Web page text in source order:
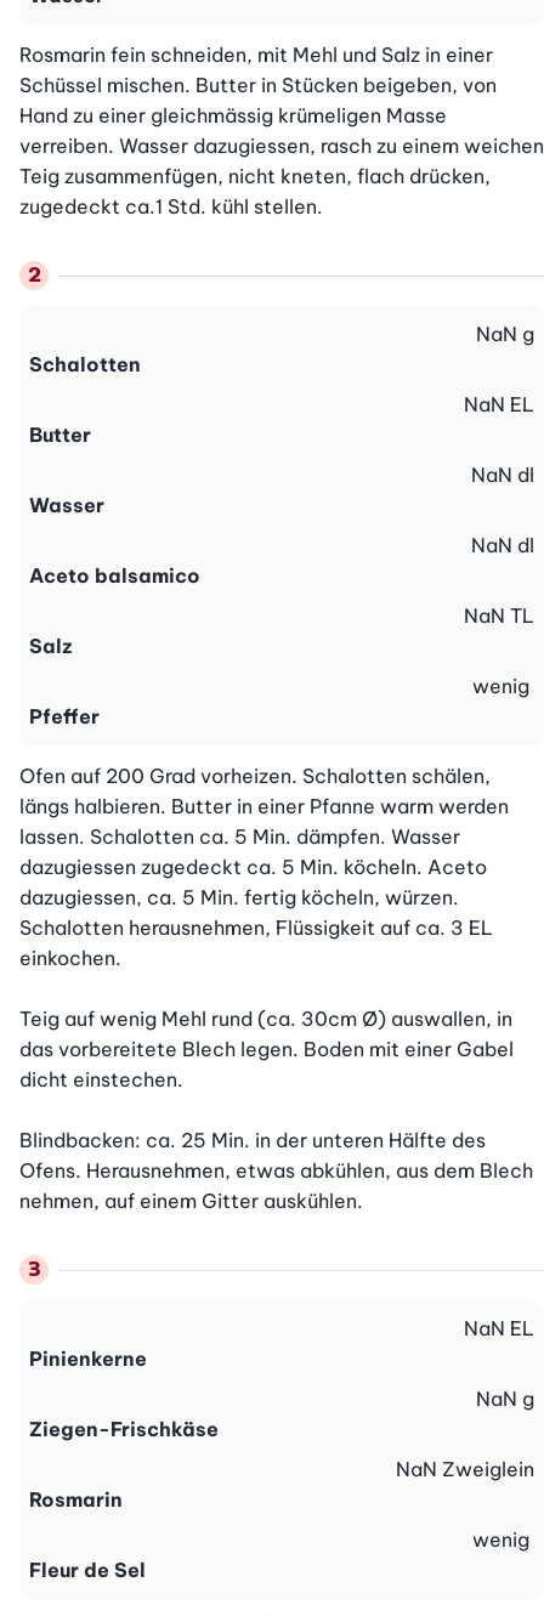
Rosmarin fein schneiden, mit Mehl und Salz in einer
Schüssel mischen. Butter in Stücken beigeben, von
Hand zu einer gleichmässig krümeligen Masse
verreiben. Wasser dazugiessen, rasch zu einem weichen
Teig zusammenfügen, nicht kneten, flach drücken,
zugedeckt ca.1 Std. kühl stellen.
Schalotten
NaN g
Butter
NaN EL
Wasser
NaN dl
Aceto balsamico
NaN dl
Salz
NaN TL
Pfeffer
wenig
Ofen auf 200 Grad vorheizen. Schalotten schälen,
längs halbieren. Butter in einer Pfanne warm werden
lassen. Schalotten ca. 5 Min. dämpfen. Wasser
dazugiessen zugedeckt ca. 5 Min. köcheln. Aceto
dazugiessen, ca. 5 Min. fertig köcheln, würzen.
Schalotten herausnehmen, Flüssigkeit auf ca. 3 EL
einkochen.
Teig auf wenig Mehl rund (ca. 30cm Ø) auswallen, in
das vorbereitete Blech legen. Boden mit einer Gabel
dicht einstechen.
Blindbacken: ca. 25 Min. in der unteren Hälfte des
Ofens. Herausnehmen, etwas abkühlen, aus dem Blech
nehmen, auf einem Gitter auskühlen.
Pinienkerne
NaN EL
Ziegen-Frischkäse
NaN g
Rosmarin
NaN Zweiglein
Fleur de Sel
wenig